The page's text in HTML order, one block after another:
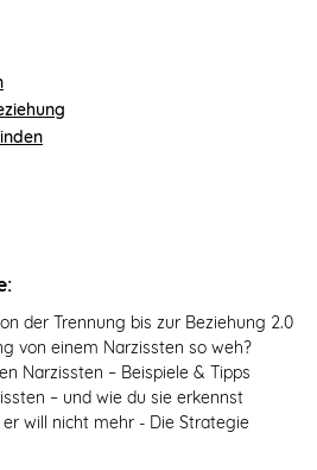
der Trennung bis zur Beziehung 2.0
von einem Narzissten so weh?
Narzissten – Beispiele & Tipps
– und wie du sie erkennst
will nicht mehr - Die Strategie